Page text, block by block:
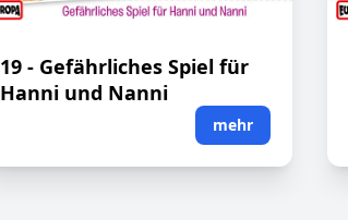
19 - Gefährliches Spiel für
Hanni und Nanni
mehr